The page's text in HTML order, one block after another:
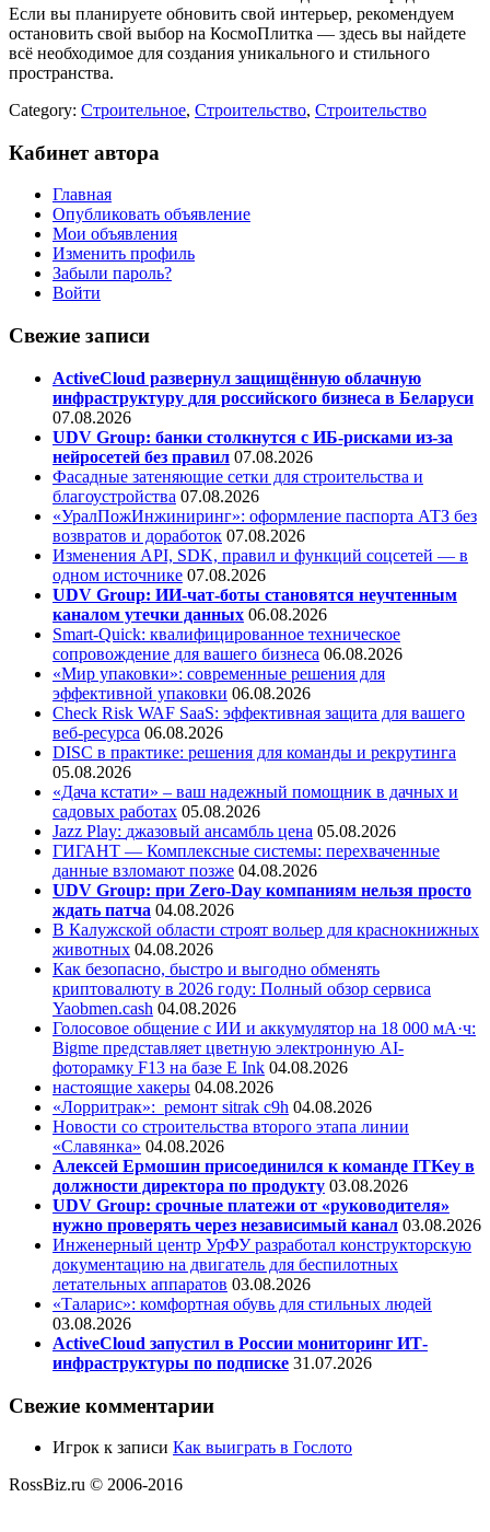
Если вы планируете обновить свой интерьер, рекомендуем
остановить свой выбор на КосмоПлитка — здесь вы найдете
всё необходимое для создания уникального и стильного
пространства.
Category: Строительное, Строительство, Строительство
Кабинет автора
Главная
Опубликовать объявление
Мои объявления
Изменить профиль
Забыли пароль?
Войти
Свежие записи
ActiveCloud развернул защищённую облачную
инфраструктуру для российского бизнеса в Беларуси
07.08.2026
UDV Group: банки столкнутся с ИБ-рисками из-за
нейросетей без правил 07.08.2026
Фасадные затеняющие сетки для строительства и
благоустройства 07.08.2026
«УралПожИнжиниринг»: оформление паспорта АТЗ без
возвратов и доработок 07.08.2026
Изменения API, SDK, правил и функций соцсетей — в
одном источнике 07.08.2026
UDV Group: ИИ-чат-боты становятся неучтенным
каналом утечки данных 06.08.2026
Smart-Quick: квалифицированное техническое
сопровождение для вашего бизнеса 06.08.2026
«Мир упаковки»: современные решения для
эффективной упаковки 06.08.2026
Check Risk WAF SaaS: эффективная защита для вашего
веб-ресурса 06.08.2026
DISC в практике: решения для команды и рекрутинга
05.08.2026
«Дача кстати» – ваш надежный помощник в дачных и
садовых работах 05.08.2026
Jazz Play: джазовый ансамбль цена 05.08.2026
ГИГАНТ — Комплексные системы: перехваченные
данные взломают позже 04.08.2026
UDV Group: при Zero-Day компаниям нельзя просто
ждать патча 04.08.2026
В Калужской области строят вольер для краснокнижных
животных 04.08.2026
Как безопасно, быстро и выгодно обменять
криптовалюту в 2026 году: Полный обзор сервиса
Yaobmen.cash 04.08.2026
Голосовое общение с ИИ и аккумулятор на 18 000 мА·ч:
Bigme представляет цветную электронную AI-
фоторамку F13 на базе E Ink 04.08.2026
настоящие хакеры 04.08.2026
«Лорритрак»: ремонт sitrak c9h 04.08.2026
Новости со строительства второго этапа линии
«Славянка» 04.08.2026
Алексей Ермошин присоединился к команде ITKey в
должности директора по продукту 03.08.2026
UDV Group: срочные платежи от «руководителя»
нужно проверять через независимый канал 03.08.2026
Инженерный центр УрФУ разработал конструкторскую
документацию на двигатель для беспилотных
летательных аппаратов 03.08.2026
«Таларис»: комфортная обувь для стильных людей
03.08.2026
ActiveCloud запустил в России мониторинг ИТ-
инфраструктуры по подписке 31.07.2026
Свежие комментарии
Игрок к записи Как выиграть в Гослото
RossBiz.ru © 2006-2016